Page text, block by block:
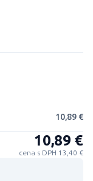
10,89 €
10,89 €
cena s DPH 13,40 €